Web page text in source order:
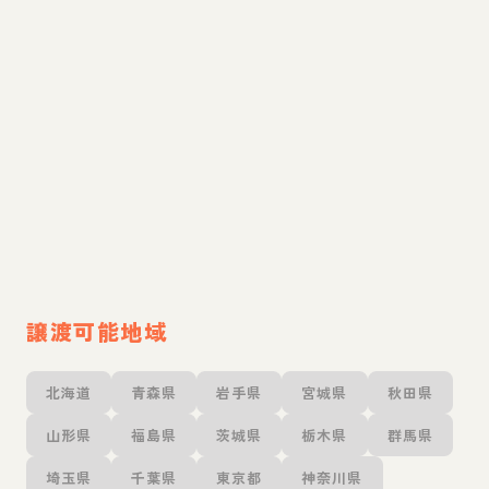
譲渡可能地域
北海道 青森県 岩手県 宮城県 秋田県
山形県 福島県 茨城県 栃木県 群馬県
埼玉県 千葉県 東京都 神奈川県